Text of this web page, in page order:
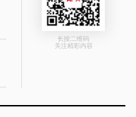
长按二维码
关注精彩内容